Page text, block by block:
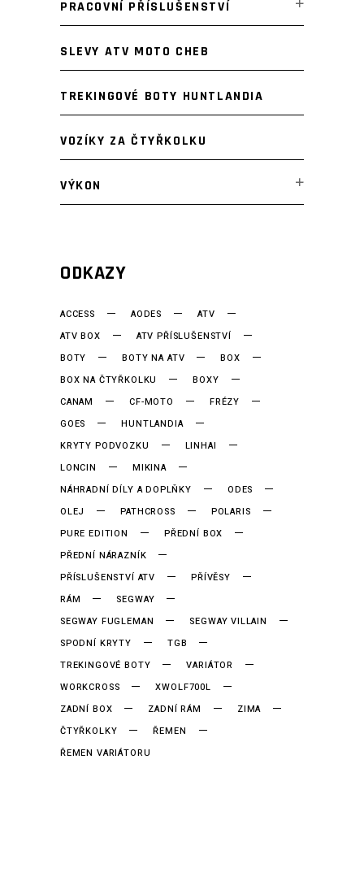
PRACOVNÍ PŘÍSLUŠENSTVÍ
SLEVY ATV MOTO CHEB
TREKINGOVÉ BOTY HUNTLANDIA
VOZÍKY ZA ČTYŘKOLKU
VÝKON
ODKAZY
ACCESS AODES
ATV
ATV BOX
ATV PŘÍSLUŠENSTVÍ
BOTY
BOTY NA ATV
BOX
BOX NA ČTYŘKOLKU
BOXY
CANAM
CF-MOTO
FRÉZY
GOES
HUNTLANDIA
KRYTY PODVOZKU
LINHAI
LONCIN
MIKINA
NÁHRADNÍ DÍLY A DOPLŇKY
ODES
OLEJ
PATHCROSS
POLARIS
PURE EDITION
PŘEDNÍ BOX
PŘEDNÍ NÁRAZNÍK
PŘÍSLUŠENSTVÍ ATV
PŘÍVĚSY
RÁM
SEGWAY
SEGWAY FUGLEMAN
SEGWAY VILLAIN
SPODNÍ KRYTY
TGB
TREKINGOVÉ BOTY
VARIÁTOR
WORKCROSS
XWOLF700L
ZADNÍ BOX
ZADNÍ RÁM
ZIMA
ČTYŘKOLKY
ŘEMEN
ŘEMEN VARIÁTORU